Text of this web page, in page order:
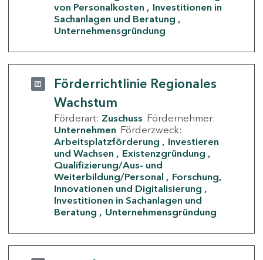
von Personalkosten
Investitionen in
Sachanlagen und Beratung
Unternehmensgründung
Förderrichtlinie Regionales
Wachstum
Förderart: Zuschuss Fördernehmer:
Unternehmen Förderzweck:
Arbeitsplatzförderung
Investieren
und Wachsen
Existenzgründung
Qualifizierung/Aus- und
Weiterbildung/Personal
Forschung,
Innovationen und Digitalisierung
Investitionen in Sachanlagen und
Beratung
Unternehmensgründung